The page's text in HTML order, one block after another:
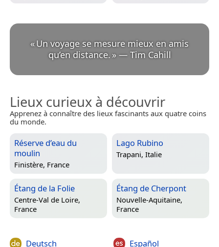
«Un voyage se mesure mieux en amis
qu’en distance. » — Tim Cahill
Lieux curieux à découvrir
Apprenez à connaître des lieux fascinants aux quatre coins
du monde.
Réserve d’eau du
moulin
Finistère, France
Lago Rubino
Trapani, Italie
Étang de la Folie
Centre-Val de Loire,
France
Étang de Cherpont
Nouvelle-Aquitaine,
France
Deutsch
Español